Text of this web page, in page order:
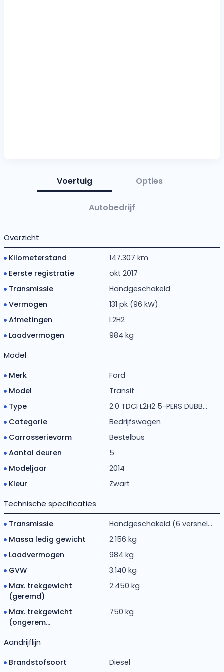
Voertuig Opties
Autobedrijf
Overzicht
Kilometerstand
147.307 km
Eerste registratie
okt 2017
Transmissie
Handgeschakeld
Vermogen
131 pk (96 kW)
Afmetingen
L2H2
Laadvermogen
984 kg
Model
Merk
Ford
Model
Transit
Type
2.0 TDCI L2H2 5-PERS DUBB...
Categorie
Bedrijfswagen
Carrosserievorm
Bestelbus
Aantal deuren
5
Modeljaar
2014
Kleur
Zwart
Technische specificaties
Transmissie
Handgeschakeld (6 versnel...
Massa ledig gewicht
2.156 kg
Laadvermogen
984 kg
GVW
3.140 kg
Max. trekgewicht
(geremd)
2.450 kg
Max. trekgewicht
(ongerem...
750 kg
Aandrijflijn
Brandstofsoort Diesel